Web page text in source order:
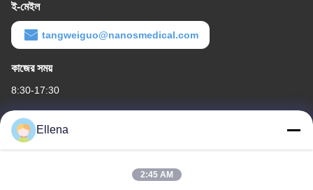
ই-মেইল
tangweiguo@nanosmedical.com
কাজের সময়
8:30-17:30
আমাদের ঠিকানা
কোম্পানির ঠিকানা
১১ নং জেলা, হুয়াইন ইন্ডাস্ট্রিয়াল হারবার, নং 18১৮, ওয়েস্ট কেলিন রোড, চেংডু স্ট্রেইটস
সায়েন্স অ্যান্ড টেক ইন্ডাস্ট্রিয়াল ডেভেলপমেন্ট পার্ক, ওয়েঞ্জিয়াং জেলা, চেংদু শহর, সিচুয়ান
Ellena
2:45 AM